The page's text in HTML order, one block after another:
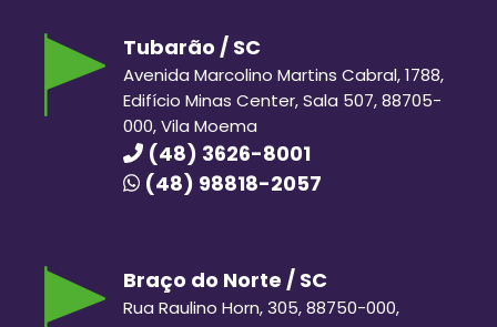
Tubarão / SC
Avenida Marcolino Martins Cabral, 1788,
Edifício Minas Center, Sala 507, 88705-
000, Vila Moema
(48) 3626-8001
(48) 98818-2057
Braço do Norte / SC
Rua Raulino Horn, 305, 88750-000,